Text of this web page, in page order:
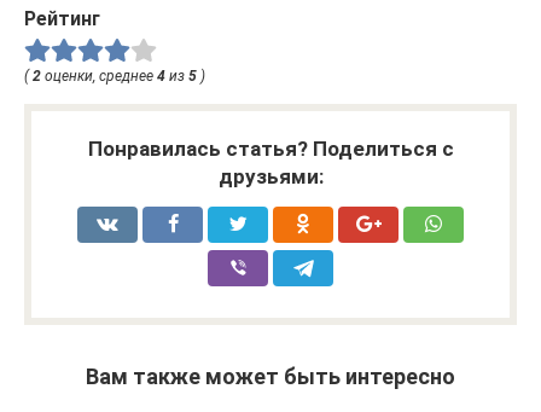
Рейтинг
(2 оценки, среднее 4 из 5 )
Понравилась статья? Поделиться с
друзьями:
Вам также может быть интересно